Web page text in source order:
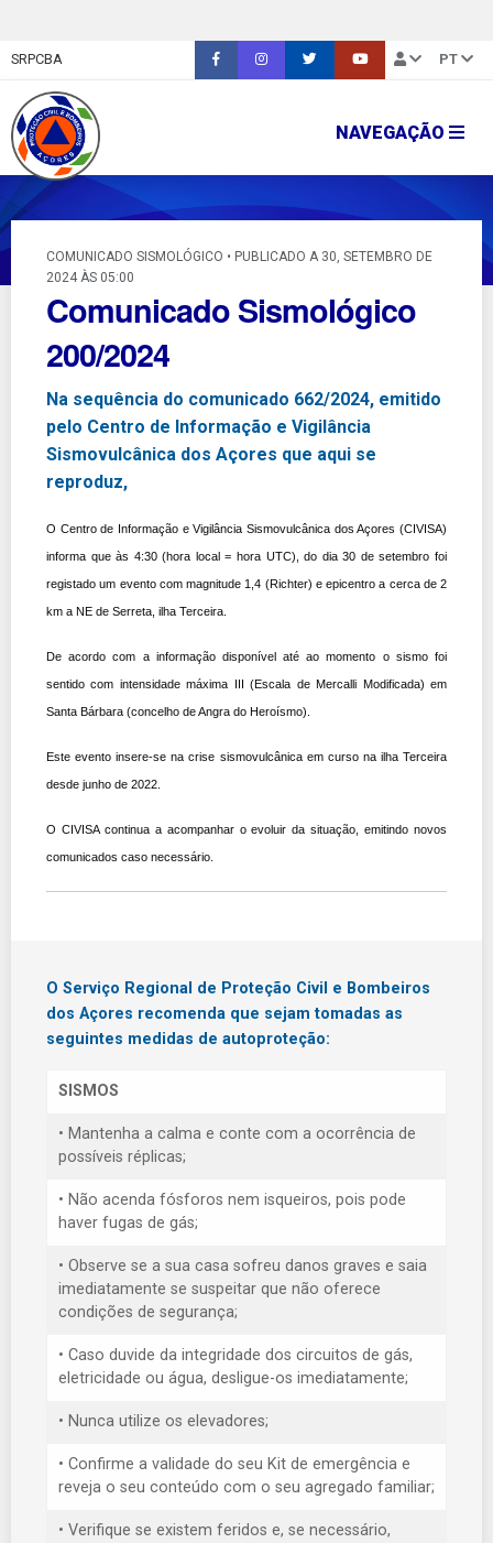
SRPCBA PT
NAVEGAÇÃO
COMUNICADO SISMOLÓGICO • PUBLICADO A 30, SETEMBRO DE
2024 ÀS 05:00
Comunicado Sismológico
200/2024
Na sequência do comunicado 662/2024, emitido
pelo Centro de Informação e Vigilância
Sismovulcânica dos Açores que aqui se
reproduz,
O Centro de Informação e Vigilância Sismovulcânica dos Açores (CIVISA)
informa que às 4:30 (hora local = hora UTC), do dia 30 de setembro foi
registado um evento com magnitude 1,4 (Richter) e epicentro a cerca de 2
km a NE de Serreta, ilha Terceira.
De acordo com a informação disponível até ao momento o sismo foi
sentido com intensidade máxima III (Escala de Mercalli Modificada) em
Santa Bárbara (concelho de Angra do Heroísmo)
Este evento insere-se na crise sismovulcânica em curso na ilha Terceira
desde junho de 2022.​
O CIVISA continua a acompanhar o evoluir da situação, emitindo novos
comunicados caso necessário.
O Serviço Regional de Proteção Civil e Bombeiros
dos Açores recomenda que sejam tomadas as
seguintes medidas de autoproteção:
SISMOS
• Mantenha a calma e conte com a ocorrência de
possíveis réplicas;
• Não acenda fósforos nem isqueiros, pois pode
haver fugas de gás;
• Observe se a sua casa sofreu danos graves e saia
imediatamente se suspeitar que não oferece
condições de segurança;
• Caso duvide da integridade dos circuitos de gás,
eletricidade ou água, desligue-os imediatamente;
• Nunca utilize os elevadores;
• Confirme a validade do seu Kit de emergência e
reveja o seu conteúdo com o seu agregado familiar;
• Verifique se existem feridos e, se necessário,